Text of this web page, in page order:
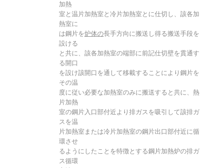
加熱
室と温片加熱室と冷片加熱室とに仕切し、該各加
熱室に
は鋼片を炉体の長手方向に搬送し得る搬送手段を
設ける
と共に、該各加熱室の端部に前記仕切壁を貫通す
る開口
を設け該開口を通して移載することにより鋼片を
その温
度に従い必要な加熱室のみに搬送すると共に、熱
片加熱
室の鋼片入口部付近より排ガスを吸引して該排ガ
スを温
片加熱室または冷片加熱室の鋼片出口部付近に循
環させ
るようにしたことを特徴とする鋼片加熱炉の排ガ
ス循環